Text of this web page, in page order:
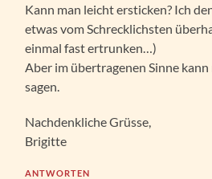
Kann man leicht ersticken? Ich
etwas vom Schrecklichsten
einmal fast ertrunken…)
Aber im übertragenen Sinne
sagen.
Nachdenkliche Grüsse,
Brigitte
ANTWORTEN